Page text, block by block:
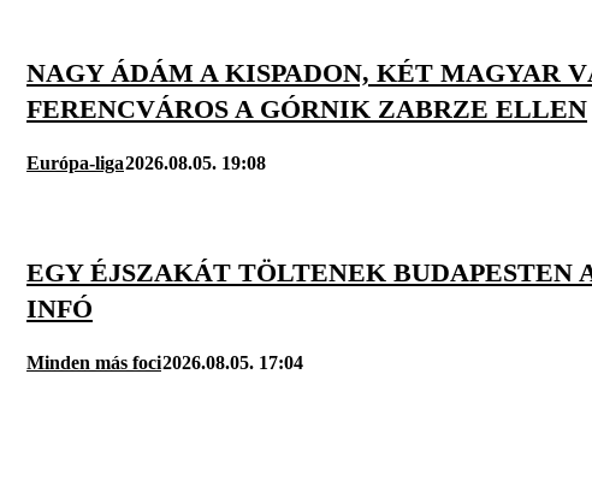
NAGY ÁDÁM A KISPADON, KÉT MAGYAR
FERENCVÁROS A GÓRNIK ZABRZE ELLEN
Európa-liga2026.08.05. 19:08
EGY ÉJSZAKÁT TÖLTENEK
INFÓ
Minden más foci2026.08.05. 17:04